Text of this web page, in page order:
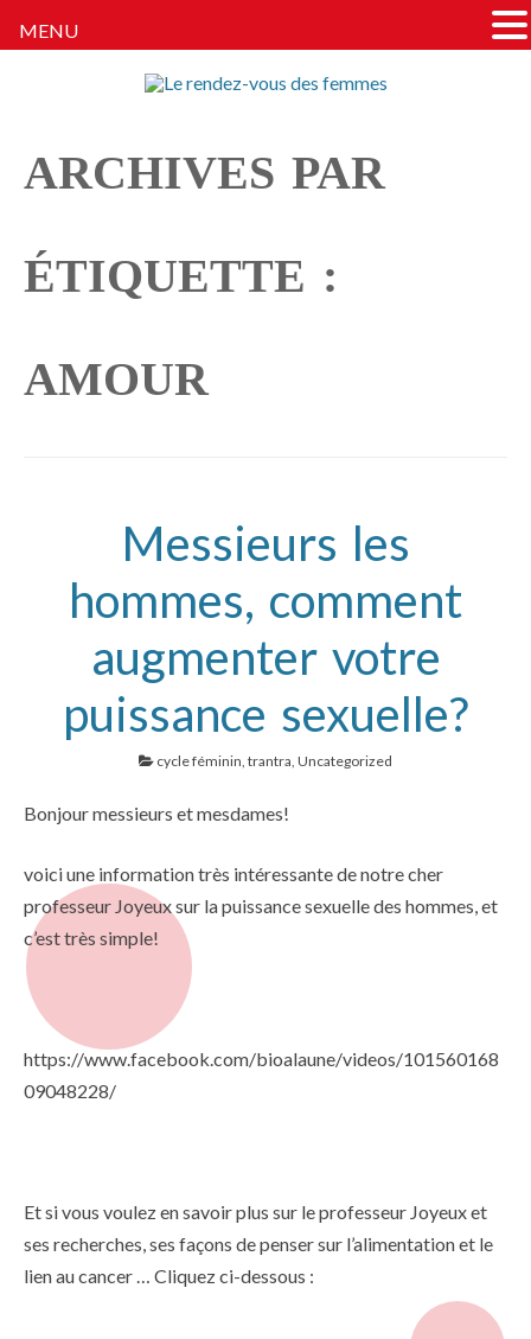
Le rendez-vous des
Tout ce dont parlent les femmes
… Sauf de fringues. (Quoique)
ARCHIVES PAR
ÉTIQUETTE :
AMOUR
Messieurs les
hommes, comment
augmenter votre
puissance sexuelle?
cycle féminin, trantra, Uncategorized
Bonjour messieurs et mesdames!
voici une information très intéressante de notre cher
professeur Joyeux sur la puissance sexuelle des hommes, et
c’est très simple!
https://www.facebook.com/bioalaune/videos/101560168
09048228/
Et si vous voulez en savoir plus sur le professeur Joyeux et
ses recherches, ses façons de penser sur l’alimentation et le
lien au cancer … Cliquez ci-dessous :
MENU